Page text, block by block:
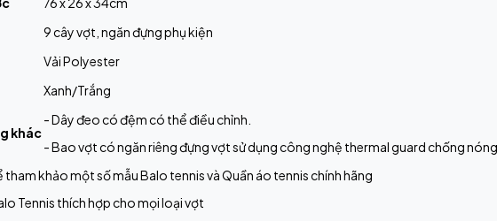
9 cây vợt, ngăn đựng phụ kiện
Vải Polyester
Xanh/Trắng
khác
- Dây đeo có đệm có thể điều chỉnh.
- Bao vợt có ngăn riêng đựng vợt sử dụng công nghệ thermal guard chống
tham khảo một số mẫu Balo tennis và Quần áo tennis chính hãng
Tennis thích hợp cho mọi loại vợt